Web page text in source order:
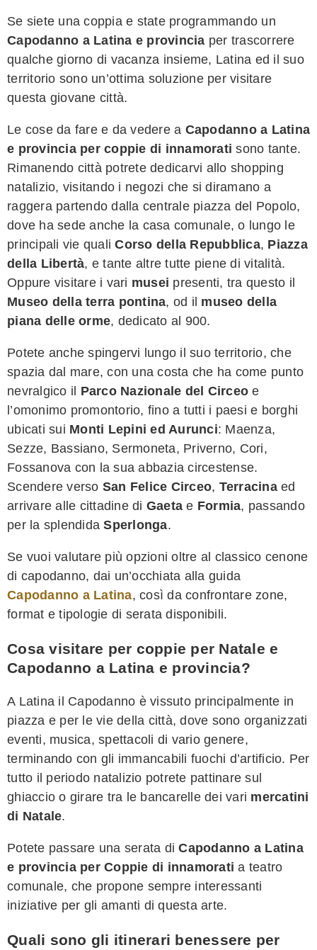
Se siete una coppia e state programmando un
Capodanno a Latina e provincia per trascorrere
qualche giorno di vacanza insieme, Latina ed il suo
territorio sono un’ottima soluzione per visitare
questa giovane città.
Le cose da fare e da vedere a Capodanno a Latina
e provincia per coppie di innamorati sono tante.
Rimanendo città potrete dedicarvi allo shopping
natalizio, visitando i negozi che si diramano a
raggera partendo dalla centrale piazza del Popolo,
dove ha sede anche la casa comunale, o lungo le
principali vie qualiCorso della Repubblica, Piazza
della Libertà, e tante altre tutte piene di vitalità.
Oppure visitare i vari musei presenti, tra questo il
Museo della terra pontina, od il museo della
piana delle orme, dedicato al 900.
Potete anche spingervi lungo il suo territorio, che
spazia dal mare, con una costa che ha come punto
nevralgico il Parco Nazionale del Circeo e
l’omonimo promontorio, fino a tutti i paesi e borghi
ubicati sui Monti Lepini ed Aurunci: Maenza,
Sezze, Bassiano, Sermoneta, Priverno, Cori,
Fossanova con la sua abbazia circestense.
Scendere verso San Felice Circeo, Terracina ed
arrivare alle cittadine di Gaetae Formia, passando
per la splendidaSperlonga.
Se vuoi valutare più opzioni oltre al classico cenone
di capodanno, dai un’occhiata alla guida
Capodanno a Latina, così da confrontare zone,
format e tipologie di serata disponibili.
Cosa visitare per coppie per Natale e
Capodanno a Latina e provincia?
A Latina il Capodanno è vissuto principalmente in
piazza e per le vie della città, dove sono organizzati
eventi, musica, spettacoli di vario genere,
terminando con gli immancabili fuochi d’artificio. Per
tutto il periodo natalizio potrete pattinare sul
ghiaccio o girare tra le bancarelle dei vari mercatini
di Natale.
Potete passare una serata diCapodanno a Latina
e provincia per Coppie di innamorati a teatro
comunale, che propone sempre interessanti
iniziative per gli amanti di questa arte.
Quali sono gli itinerari benessere per